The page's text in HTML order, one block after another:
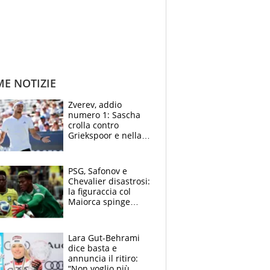
NOTIZIE
Zverev, addio
numero 1: Sascha
crolla contro
Griekspoor e nella
terzo. Quanti malori
a Montreal
PSG, Safonov e
Chevalier disastrosi:
la figuraccia col
Maiorca spinge
rischio beffa
Lara Gut-Behrami
dice basta e
annuncia il ritiro: